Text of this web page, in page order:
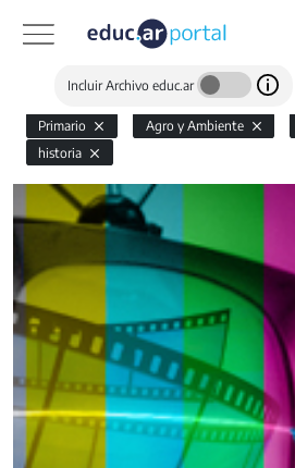
Incluir Archivo educ.ar
Primario Agro y Ambiente
historia